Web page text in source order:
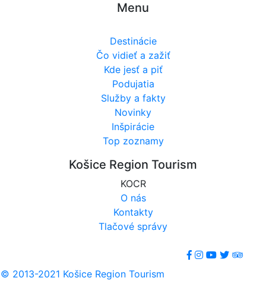
Menu
Destinácie
Čo vidieť a zažiť
Kde jesť a piť
Podujatia
Služby a fakty
Novinky
Inšpirácie
Top zoznamy
Košice Region Tourism
KOCR
O nás
Kontakty
Tlačové správy
© 2013-2021 Košice Region Tourism